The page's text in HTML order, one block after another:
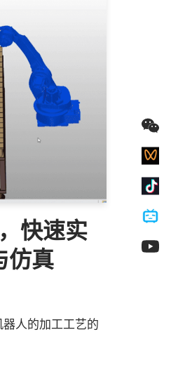
快速实
仿真
人的加工工艺的